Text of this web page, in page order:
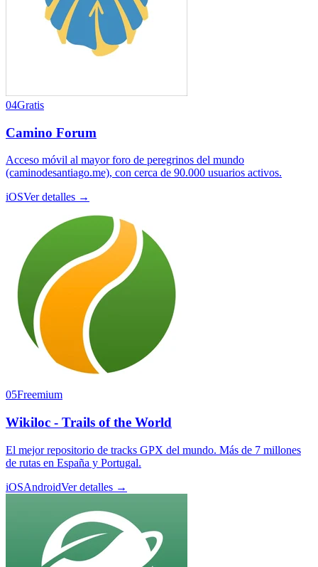
04Gratis
Camino Forum
Acceso móvil al mayor foro de peregrinos del mundo
(caminodesantiago.me), con cerca de 90.000 usuarios activos.
iOSVer detalles →
05Freemium
Wikiloc - Trails of the World
El mejor repositorio de tracks GPX del mundo. Más de 7 millones
de rutas en España y Portugal.
iOSAndroidVer detalles →